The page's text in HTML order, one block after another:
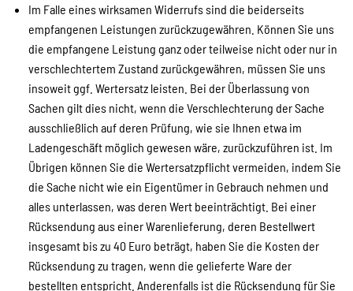
Im Falle eines wirksamen Widerrufs sind die beiderseits
empfangenen Leistungen zurückzugewähren. Können Sie uns
die empfangene Leistung ganz oder teilweise nicht oder nur in
verschlechtertem Zustand zurückgewähren, müssen Sie uns
insoweit ggf. Wertersatz leisten. Bei der Überlassung von
Sachen gilt dies nicht, wenn die Verschlechterung der Sache
ausschließlich auf deren Prüfung, wie sie Ihnen etwa im
Ladengeschäft möglich gewesen wäre, zurückzuführen ist. Im
Übrigen können Sie die Wertersatzpflicht vermeiden, indem Sie
die Sache nicht wie ein Eigentümer in Gebrauch nehmen und
alles unterlassen, was deren Wert beeinträchtigt. Bei einer
Rücksendung aus einer Warenlieferung, deren Bestellwert
insgesamt bis zu 40 Euro beträgt, haben Sie die Kosten der
Rücksendung zu tragen, wenn die gelieferte Ware der
bestellten entspricht. Anderenfalls ist die Rücksendung für Sie